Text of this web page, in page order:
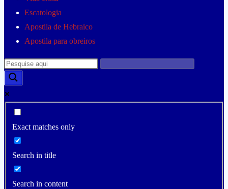
Escatologia
Apostila de Hebraico
Apostila para obreiros
Exact matches only
Search in title
Search in content